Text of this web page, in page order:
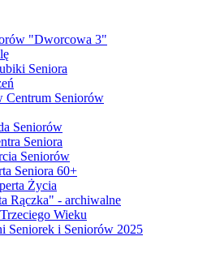
"Dworcowa 3"
Seniora
Centrum Seniorów
Seniorów
Seniora
Seniorów
Seniora 60+
Życia
Rączka" - archiwalne
Wieku
Seniorek i Seniorów 2025